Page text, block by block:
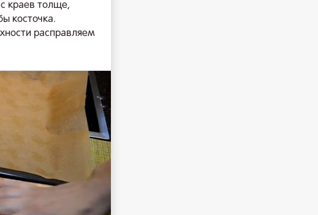
краев толще,
косточка.
расправляем